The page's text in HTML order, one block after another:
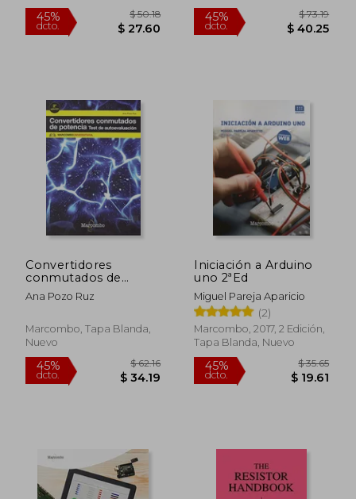
45%
dcto. $ 27.60
45%
dcto.
Convertidores
conmutados de
potencia. Test de
autoevaluación
UNIVERSITARIA)
Ana Pozo Ruz
Marcombo, Tapa Blanda,
Nuevo
Iniciación a Arduino
uno 2ªEd
Miguel Pareja Aparicio
(2)
Marcombo, 2017, 2 Edición,
Tapa Blanda, Nuevo